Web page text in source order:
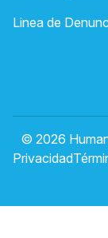
Linea de
© 2026
Privacidad